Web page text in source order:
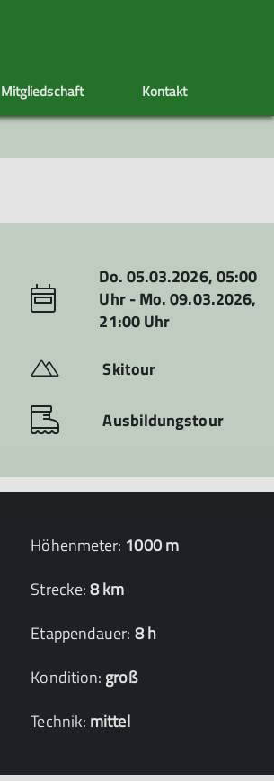
Artikel schreiben
Ehrenamt
Klettersteig
Mitgliedschaft
Satzung
Kontakt
Do. 05.03.2026, 05:00
Uhr - Mo. 09.03.2026,
21:00 Uhr
Skitour
Ausbildungstour
Höhenmeter: 1000 m
Strecke:8 km
Etappendauer: 8 h
Kondition: groß
Technik: mittel